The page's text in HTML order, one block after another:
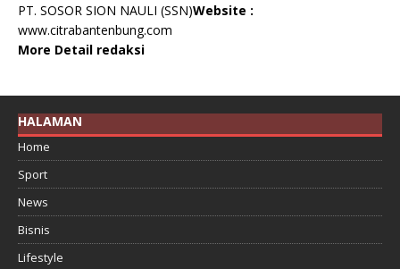
PT. SOSOR SION NAULI (SSN)Website :
www.citrabantenbung.com
More Detail redaksi
HALAMAN
Home
Sport
News
Bisnis
Lifestyle